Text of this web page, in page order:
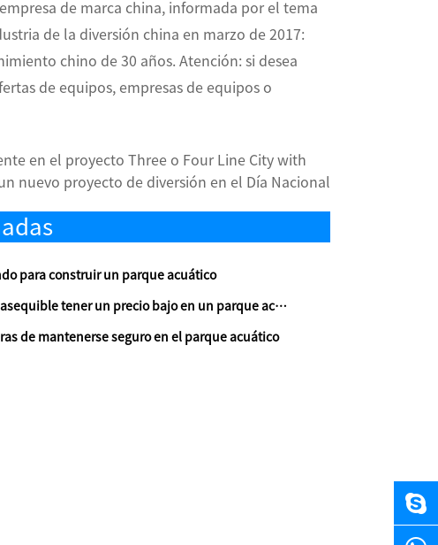
de marca china, informada por el tema
de la diversión china en marzo de 2017:
chino de 30 años. Atención: si desea
de equipos, empresas de equipos o
en el proyecto Three o Four Line City with
nuevo proyecto de diversión en el Día Nacional
para construir un parque acuático
tener un precio bajo en un parque acuático?
de mantenerse seguro en el parque acuático